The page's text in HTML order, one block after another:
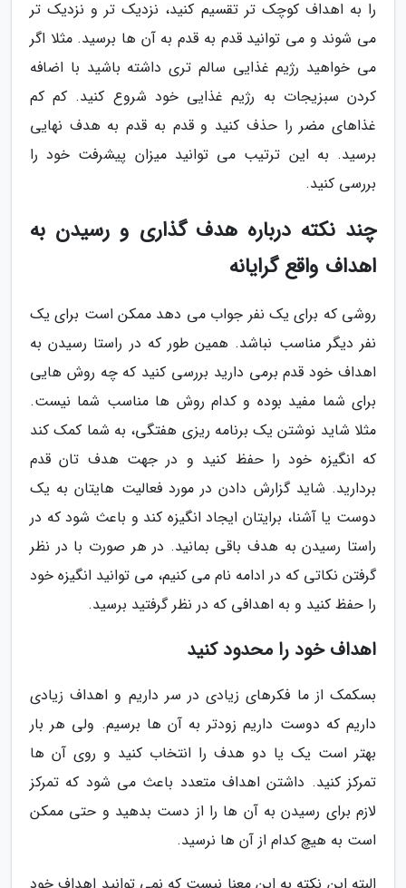
را به اهداف کوچک تر تقسیم کنید، نزدیک تر و نزدیک تر
می شوند و می توانید قدم به قدم به آن ها برسید. مثلا اگر
می خواهید رژیم غذایی سالم تری داشته باشید با اضافه
کردن سبزیجات به رژیم غذایی خود شروع کنید. کم کم
غذاهای مضر را حذف کنید و قدم به قدم به هدف نهایی
برسید. به این ترتیب می توانید میزان پیشرفت خود را
بررسی کنید.
چند نکته درباره هدف گذاری و رسیدن به
اهداف واقع گرایانه
روشی که برای یک نفر جواب می دهد ممکن است برای یک
نفر دیگر مناسب نباشد. همین طور که در راستا رسیدن به
اهداف خود قدم برمی دارید بررسی کنید که چه روش هایی
برای شما مفید بوده و کدام روش ها مناسب شما نیست.
مثلا شاید نوشتن یک برنامه ریزی هفتگی، به شما کمک کند
که انگیزه خود را حفظ کنید و در جهت هدف تان قدم
بردارید. شاید گزارش دادن در مورد فعالیت هایتان به یک
دوست یا آشنا، برایتان ایجاد انگیزه کند و باعث شود که در
راستا رسیدن به هدف باقی بمانید. در هر صورت با در نظر
گرفتن نکاتی که در ادامه نام می کنیم، می توانید انگیزه خود
را حفظ کنید و به اهدافی که در نظر گرفتید برسید.
اهداف خود را محدود کنید
بسکمک از ما فکرهای زیادی در سر داریم و اهداف زیادی
داریم که دوست داریم زودتر به آن ها برسیم. ولی هر بار
بهتر است یک یا دو هدف را انتخاب کنید و روی آن ها
تمرکز کنید. داشتن اهداف متعدد باعث می شود که تمرکز
لازم برای رسیدن به آن ها را از دست بدهید و حتی ممکن
است به هیچ کدام از آن ها نرسید.